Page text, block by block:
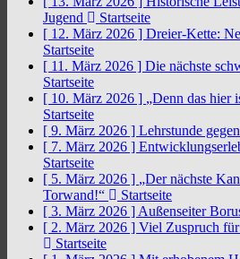
Jugend
Startseite
[ 12. März 2026 ] Dreier-Kette:
Startseite
[ 11. März 2026 ] Die nächste
Startseite
[ 10. März 2026 ] „Denn das hier
Startseite
[ 9. März 2026 ] Lehrstunde
[ 7. März 2026 ]
Startseite
[ 5. März 2026 ] „Der nächste
Torwand!“
Startseite
[ 3. März 2026 ] Außenseiter
[ 2. März 2026 ] Viel Zuspruch für
Startseite